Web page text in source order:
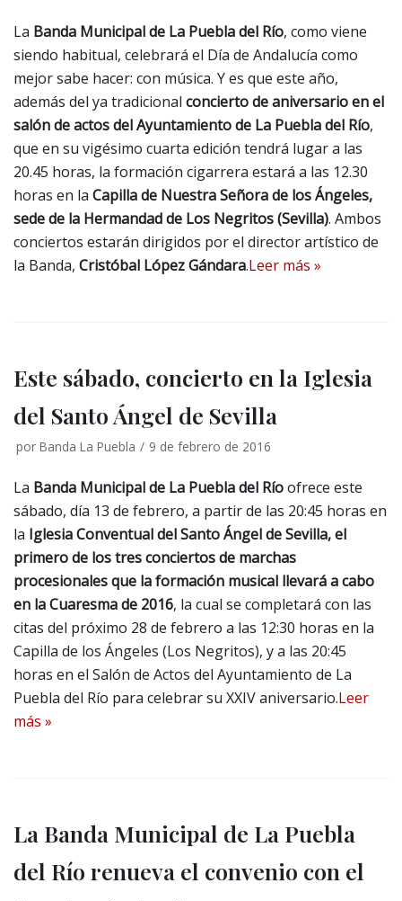
La Banda Municipal de La Puebla del Río, como viene
siendo habitual, celebrará el Día de Andalucía como
mejor sabe hacer: con música. Y es que este año,
además del ya tradicional concierto de aniversario en el
salón de actos del Ayuntamiento de La Puebla del Río,
que en su vigésimo cuarta edición tendrá lugar a las
20.45 horas, la formación cigarrera estará a las 12.30
horas en la Capilla de Nuestra Señora de los Ángeles,
sede de la Hermandad de Los Negritos (Sevilla). Ambos
conciertos estarán dirigidos por el director artístico de
la Banda, Cristóbal López Gándara.Leer más »
Este sábado, concierto en la Iglesia
del Santo Ángel de Sevilla
por Banda La Puebla 9 de febrero de 2016
La Banda Municipal de La Puebla del Ríoofrece este
sábado, día 13 de febrero, a partir de las 20:45 horas en
la Iglesia Conventual del Santo Ángel de Sevilla, el
primero de los tres conciertos de marchas
procesionales que la formación musical llevará a cabo
en laCuaresma de 2016, la cual se completará con las
citas del próximo 28 de febrero a las 12:30 horas en la
Capilla de los Ángeles (Los Negritos), y a las 20:45
horas en el Salón de Actos del Ayuntamiento de La
Puebla del Río para celebrar su XXIV aniversario.Leer
más »
La Banda Municipal de La Puebla
del Río renueva el convenio con el